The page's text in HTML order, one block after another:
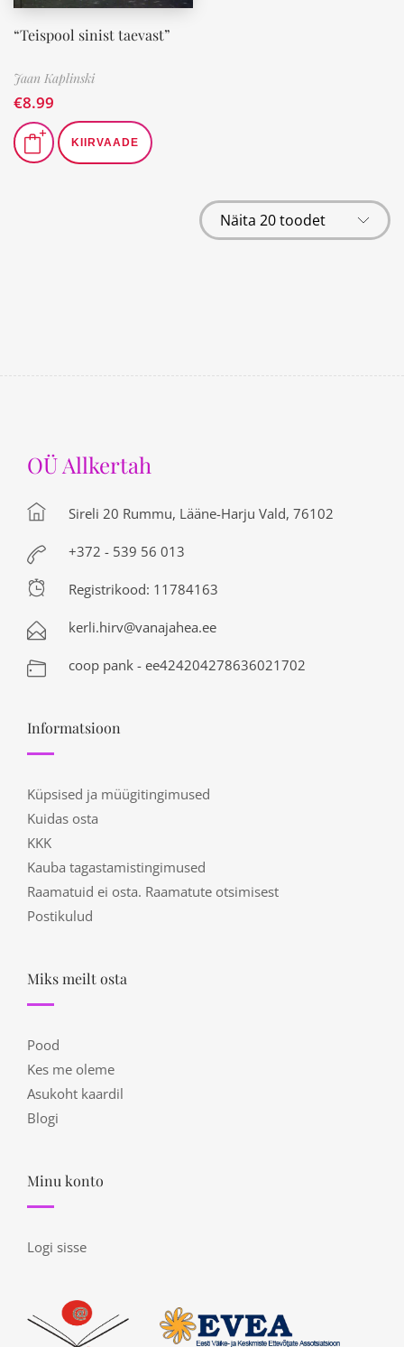
“Teispool sinist taevast”
Jaan Kaplinski
€8.99
KIIRVAADE
OÜ Allkertah
Sireli 20 Rummu, Lääne-Harju Vald, 76102
+372 - 539 56 013
Registrikood: 11784163
kerli.hirv@vanajahea.ee
coop pank - ee424204278636021702
Informatsioon
Küpsised ja müügitingimused
Kuidas osta
KKK
Kauba tagastamistingimused
Raamatuid ei osta. Raamatute otsimisest
Postikulud
Miks meilt osta
Pood
Kes me oleme
Asukoht kaardil
Blogi
Minu konto
Logi sisse